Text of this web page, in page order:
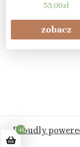
53,00zł
zobacz
Proudly
+0